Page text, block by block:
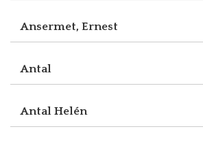
Ansermet, Ernest
Antal
Antal Helén